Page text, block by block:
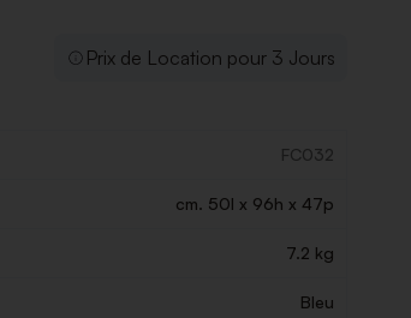
Prix de Location pour 3 Jours
FC032
cm. 50l x 96h x 47p
7.2 kg
Bleu